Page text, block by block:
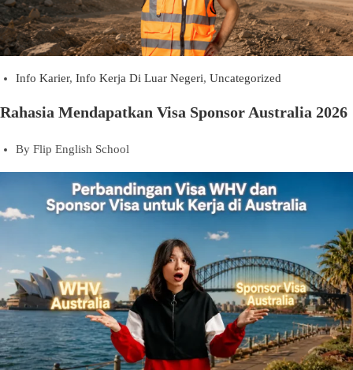
Info Karier, Info Kerja Di Luar Negeri, Uncategorized
Rahasia Mendapatkan Visa Sponsor Australia 2026
By Flip English School